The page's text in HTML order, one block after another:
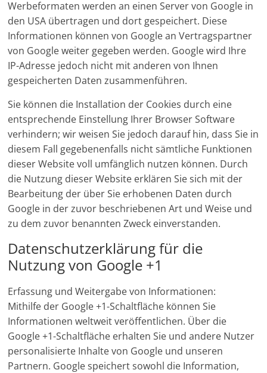
Werbeformaten werden an einen Server von Google in
den USA übertragen und dort gespeichert. Diese
Informationen können von Google an Vertragspartner
von Google weiter gegeben werden. Google wird Ihre
IP-Adresse jedoch nicht mit anderen von Ihnen
gespeicherten Daten zusammenführen.
Sie können die Installation der Cookies durch eine
entsprechende Einstellung Ihrer Browser Software
verhindern; wir weisen Sie jedoch darauf hin, dass Sie in
diesem Fall gegebenenfalls nicht sämtliche Funktionen
dieser Website voll umfänglich nutzen können. Durch
die Nutzung dieser Website erklären Sie sich mit der
Bearbeitung der über Sie erhobenen Daten durch
Google in der zuvor beschriebenen Art und Weise und
zu dem zuvor benannten Zweck einverstanden.
Datenschutzerklärung für die
Nutzung von Google +1
Erfassung und Weitergabe von Informationen:
Mithilfe der Google +1-Schaltfläche können Sie
Informationen weltweit veröffentlichen. Über die
Google +1-Schaltfläche erhalten Sie und andere Nutzer
personalisierte Inhalte von Google und unseren
Partnern. Google speichert sowohl die Information,